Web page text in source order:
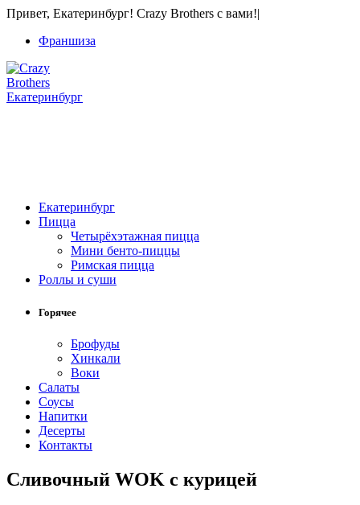
Привет, Екатеринбург! Crazy Brothers с вами!|
Франшиза
Екатеринбург
Екатеринбург
Пицца
Четырёхэтажная пицца
Мини бенто-пиццы
Римская пицца
Роллы и суши
Горячее
Брофуды
Хинкали
Воки
Салаты
Соусы
Напитки
Десерты
Контакты
Сливочный WOK с курицей